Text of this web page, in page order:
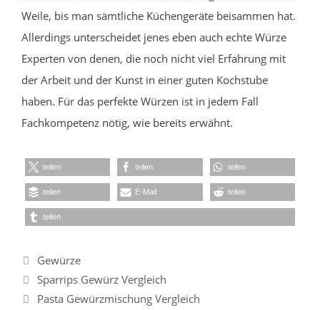
Weile, bis man sämtliche Küchengeräte beisammen hat.
Allerdings unterscheidet jenes eben auch echte Würze
Experten von denen, die noch nicht viel Erfahrung mit
der Arbeit und der Kunst in einer guten Kochstube
haben. Für das perfekte Würzen ist in jedem Fall
Fachkompetenz nötig, wie bereits erwähnt.
teilen teilen teilen
teilen E-Mail teilen
teilen
Kategorien
Gewürze
Sparrips Gewürz Vergleich
Pasta Gewürzmischung Vergleich